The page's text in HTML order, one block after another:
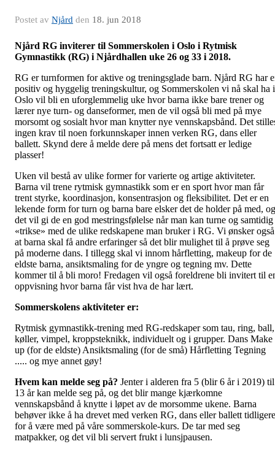
Postet av Njård den 18. jun 2018
Njård RG inviterer til Sommerskolen i Oslo i Rytmisk
Gymnastikk (RG) i Njårdhallen uke 26 og 33 i 2018.
RG er turnformen for aktive og treningsglade barn. Njård RG har
positiv og hyggelig treningskultur, og Sommerskolen vi nå skal ha i
Oslo vil bli en uforglemmelig uke hvor barna ikke bare trener og
lærer nye turn- og danseformer, men de vil også bli med på mye
morsomt og sosialt hvor man knytter nye vennskapsbånd. Det
ingen krav til noen forkunnskaper innen verken RG, dans eller
ballett. Skynd dere å melde dere på mens det fortsatt er ledige
plasser!
Uken vil bestå av ulike former for varierte og artige aktiviteter.
Barna vil trene rytmisk gymnastikk som er en sport hvor man får
trent styrke, koordinasjon, konsentrasjon og fleksibilitet. Det er en
lekende form for turn og barna bare elsker det de holder på med, og
det vil gi de en god mestringsfølelse når man kan turne og samtidig
«trikse» med de ulike redskapene man bruker i RG. Vi ønsker også
at barna skal få andre erfaringer så det blir mulighet til å prøve seg
på moderne dans. I tillegg skal vi innom hårfletting, makeup for de
eldste barna, ansiktsmaling for de yngre og tegning mv. Dette
kommer til å bli moro! Fredagen vil også foreldrene bli invitert til
oppvisning hvor barna får vist hva de har lært.
Sommerskolens aktiviteter er:
Rytmisk gymnastikk-trening med RG-redskaper som tau, ring, ball,
køller, vimpel, kroppsteknikk, individuelt og i grupper. Dans Make
up (for de eldste) Ansiktsmaling (for de små) Hårfletting Tegning
..... og mye annet gøy!
Hvem kan melde seg på? Jenter i alderen fra 5 (blir 6 år i 2019) til
13 år kan melde seg på, og det blir mange kjærkomne
vennskapsbånd å knytte i løpet av de morsomme ukene. Barna
behøver ikke å ha drevet med verken RG, dans eller ballett tidligere
for å være med på våre sommerskole-kurs. De tar med seg
matpakker, og det vil bli servert frukt i lunsjpausen.